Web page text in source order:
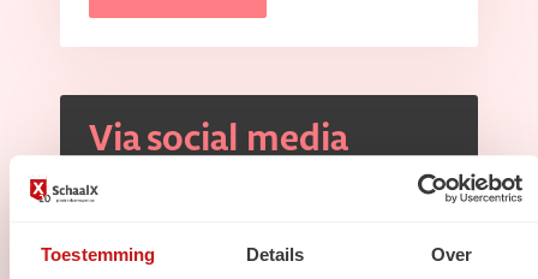
Toestemming Details Over
Via social media
Volg ons opInstagram